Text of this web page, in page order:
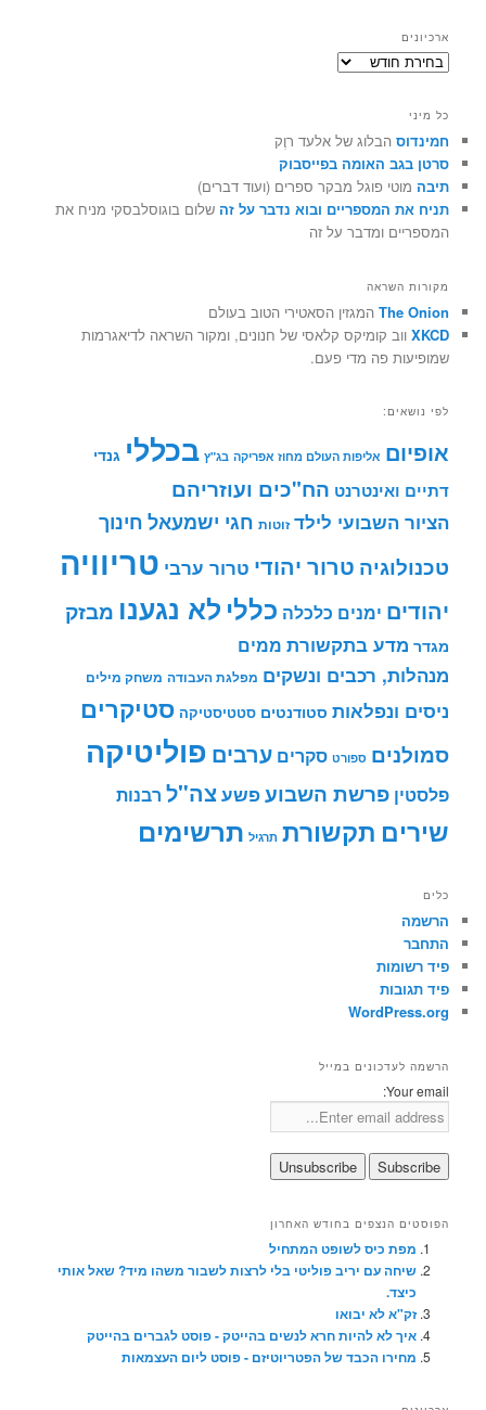
ארכיונים
ארכיונים
כל מיני
חמינדוס הבלוג של אלעד רוֶק
סרטן בגב האומה בפייסבוק
תיבה מוטי פוגל מבקר ספרים (ועוד דברים)
תניח את המספריים ובוא נדבר על זה שלום בוגוסלבסקי מניח את
המספריים ומדבר על זה
מקורות השראה
The Onion המגזין הסאטירי הטוב בעולם
XKCD ווב קומיקס קלאסי של חנונים, ומקור השראה לדיאגרמות
שמופיעות פה מדי פעם.
לפי נושאים:
אופיום אליפות העולם מחוז אפריקה בג"ץ בכללי גנדי
דתיים ואינטרנט הח"כים ועוזריהם
הציור השבועי לילד זוטות חגי ישמעאל חינוך
טכנולוגיה טרור יהודי טרור ערבי טריוויה
יהודים ימנים כלכלה כללי לא נגענו מבזק
מגדר מדע בתקשורת ממים
מנהלות, רכבים ונשקים מפלגת העבודה משחק מילים
ניסים ונפלאות סטודנטים סטטיסטיקה סטיקרים
סמולנים ספורט סקרים ערבים פוליטיקה
פלסטין פרשת השבועפשעצה"ל רבנות
שירים תקשורת תרגיל תרשימים
כלים
הרשמה
התחבר
פיד רשומות
פיד תגובות
WordPress.org
הרשמה לעדכונים במייל
Your email:
הפוסטים הנצפים בחודש האחרון
מפת כיס לשופט המתחיל
שיחה עם יריב פוליטי בלי לרצות לשבור משהו מיד? שאל אותי
כיצד.
זק"א לא יבואו
איך לא להיות חרא לנשים בהייטק - פוסט לגברים בהייטק
מחירו הכבד של הפטריוטיזם - פוסט ליום העצמאות